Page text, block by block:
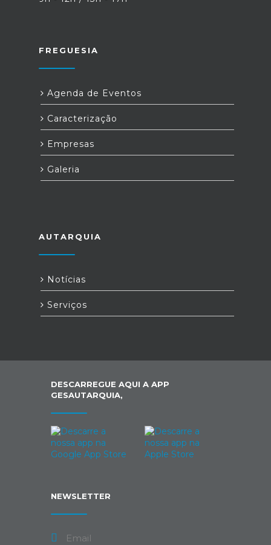
FREGUESIA
Agenda de Eventos
Caracterização
Empresas
Galeria
AUTARQUIA
Notícias
Serviços
DESCARREGUE AQUI A APP
GESAUTARQUIA,
NEWSLETTER